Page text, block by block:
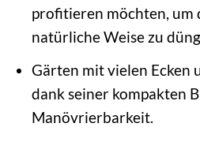
profitieren möchten, um
natürliche Weise zu
Gärten mit vielen Ecken
dank seiner kompakten
Manövrierbarkeit.